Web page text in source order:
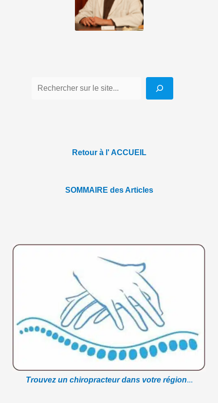
Retour à l' ACCUEIL
SOMMAIRE des Articles
Trouvez un chiropracteur dans votre région...